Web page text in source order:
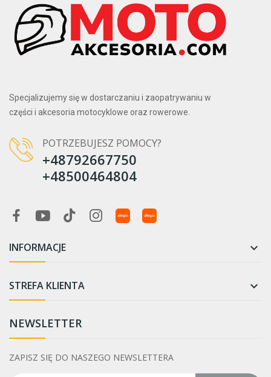
Specjalizujemy się w dostarczaniu i zaopatrywaniu w
części i akcesoria motocyklowe oraz rowerowe.
POTRZEBUJESZ POMOCY?
+48792667750
+48500464804
INFORMACJE 
STREFA KLIENTA 
NEWSLETTER
ZAPISZ SIĘ DO NASZEGO NEWSLETTERA